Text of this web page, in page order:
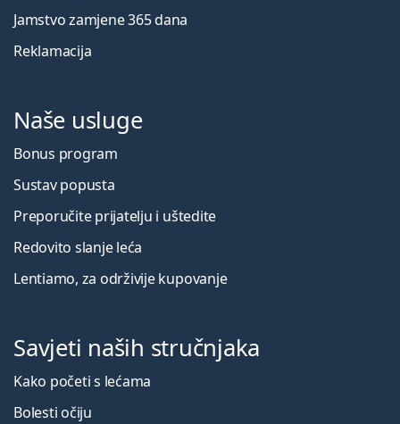
Jamstvo zamjene 365 dana
Reklamacija
Naše usluge
Bonus program
Sustav popusta
Preporučite prijatelju i uštedite
Redovito slanje leća
Lentiamo, za održivije kupovanje
Savjeti naših stručnjaka
Kako početi s lećama
Bolesti očiju